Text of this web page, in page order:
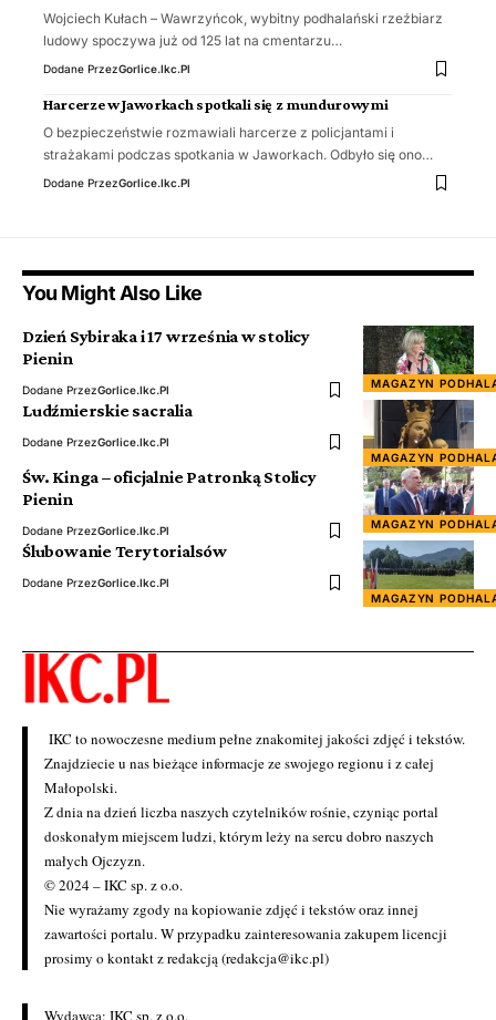
Wojciech Kułach – Wawrzyńcok, wybitny podhalański rzeźbiarz
ludowy spoczywa już od 125 lat na cmentarzu…
Dodane PrzezGorlice.ikc.pl
Harcerze w Jaworkach spotkali się z mundurowymi
O bezpieczeństwie rozmawiali harcerze z policjantami i
strażakami podczas spotkania w Jaworkach. Odbyło się ono…
Dodane PrzezGorlice.ikc.pl
You Might Also Like
MAGAZYN
Dzień Sybiraka i 17 września w stolicy
Pienin
Dodane PrzezGorlice.ikc.pl
MAGAZYN
Ludźmierskie sacralia
Dodane PrzezGorlice.ikc.pl
MAGAZYN
Św. Kinga – oficjalnie Patronką Stolicy
Pienin
Dodane PrzezGorlice.ikc.pl
MAGAZYN
Ślubowanie Terytorialsów
Dodane PrzezGorlice.ikc.pl
IKC to nowoczesne medium pełne znakomitej jakości zdjęć i tekstów.
Znajdziecie u nas bieżące informacje ze swojego regionu i z całej
Małopolski.
Z dnia na dzień liczba naszych czytelników rośnie, czyniąc portal
doskonałym miejscem ludzi, którym leży na sercu dobro naszych
małych Ojczyzn.
© 2024 – IKC sp. z o.o.
Nie wyrażamy zgody na kopiowanie zdjęć i tekstów oraz innej
zawartości portalu. W przypadku zainteresowania zakupem licencji
prosimy o kontakt z redakcją (redakcja@ikc.pl)